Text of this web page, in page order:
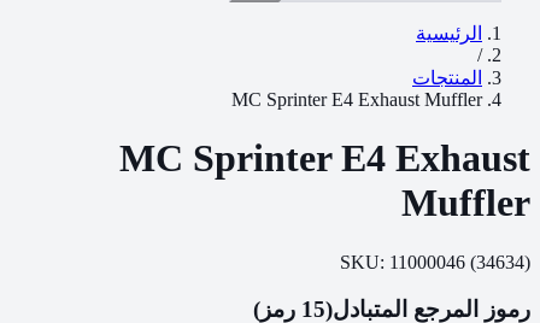
الرئيسية
/
المنتجات
MC Sprinter E4 Exhaust Muffler
MC Sprinter E4 Exhaust
Muffler
SKU: 11000046 (34634)
رموز المرجع المتبادل(15 رمز)